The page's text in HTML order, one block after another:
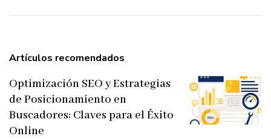
Artículos recomendados
Optimización SEO y Estrategias
de Posicionamiento en
Buscadores: Claves para el Éxito
Online